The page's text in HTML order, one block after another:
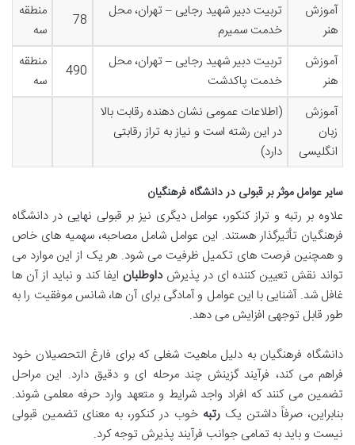
آموزش
هنر
تربیت دبیر شهید رجایی – تهران، محل
خدمت سمیرم
78
منطقه
سه
آموزش
هنر
تربیت دبیر شهید رجایی – تهران، محل
خدمت پاکدشت
490
منطقه
سه
آموزش
زبان
انگلیسی
(اطلاعات عمومی نشان دهنده رقابت بالا
در این رشته است و نیاز به تراز رقابتی
دارد)
سایر عوامل موثر بر قبولی در دانشگاه فرهنگیان
علاوه بر رتبه و تراز کنکور، عوامل دیگری نیز بر قبولی نهایی در دانشگاه
فرهنگیان تأثیرگذار هستند. این عوامل شامل مصاحبه، سهمیه های خاص
و همچنین فرصت های تکمیل ظرفیت می شود. هر یک از این موارد می
تواند نقش تعیین کننده ای در پذیرشداوطلبان ایفا کند و نباید از آن ها
غافل شد. آشنایی با این عوامل و آمادگی برای آن ها، شانس موفقیت را به
طور قابل توجهی افزایش می دهد.
دانشگاه فرهنگیان به دلیل ماهیت شغلی که برای فارغ التحصیلان خود
فراهم می کند، فرآیند گزینش چند مرحله ای و دقیق دارد. این مراحل
تضمین می کنند که افراد واجد شرایط و متعهد وارد حرفه معلمی شوند.
بنابراین، صرفاً داشتن یکرتبه خوب در کنکور، به معنای تضمین قبولی
نیست و باید به تمامی جوانب فرآیند پذیرش توجه کرد.